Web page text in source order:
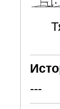
---